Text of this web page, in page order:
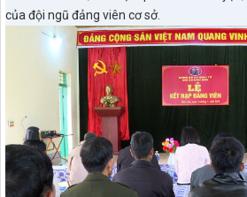
của đội ngũ đảng viên cơ sở.